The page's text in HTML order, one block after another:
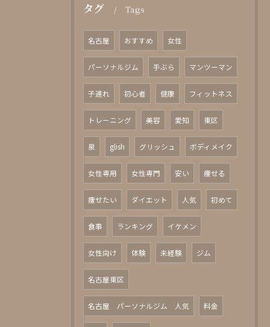
タグ Tags
名古屋 おすすめ 女性
パーソナルジム 手ぶら マンツーマン
子連れ 初心者 健康 フィットネス
トレーニング 美容 愛知 東区
泉 glish グリッシュ ボディメイク
女性専用 女性専門 安い 痩せる
痩せたい ダイエット 人気 初めて
食事 ランキング イケメン
女性向け 体験 未経験 ジム
名古屋東区
名古屋 パーソナルジム 人気 料金